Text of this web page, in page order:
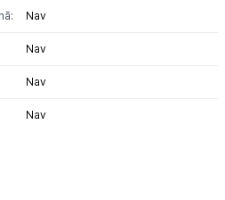
Nav
Nav
Nav
Nav